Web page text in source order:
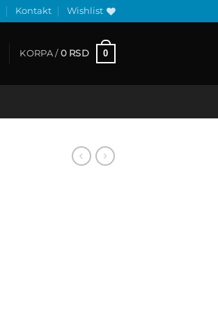
Kontakt Wishlist
KORPA / 0 RSD 0